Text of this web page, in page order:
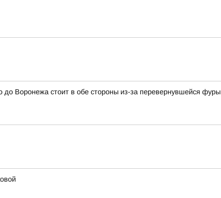
до Воронежа стоит в обе стороны из-за перевернувшейся фуры